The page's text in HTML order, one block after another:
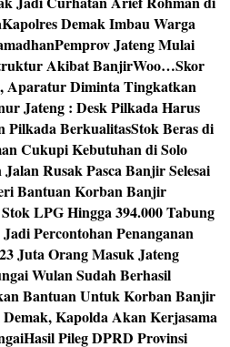
Kapolres Demak Imbau Warga
Pemprov Jateng Mulai
Akibat BanjirWoo…Skor
Aparatur Diminta Tingkatkan
Jateng : Desk Pilkada Harus
Pilkada BerkualitasStok Beras di
Cukupi Kebutuhan di Solo
Rusak Pasca Banjir Selesai
Bantuan Korban Banjir
LPG Hingga 394.000 Tabung
Percontohan Penanganan
Juta Orang Masuk Jateng
Wulan Sudah Berhasil
Bantuan Untuk Korban Banjir
Kapolda Akan Kerjasama
Hasil Pileg DPRD Provinsi